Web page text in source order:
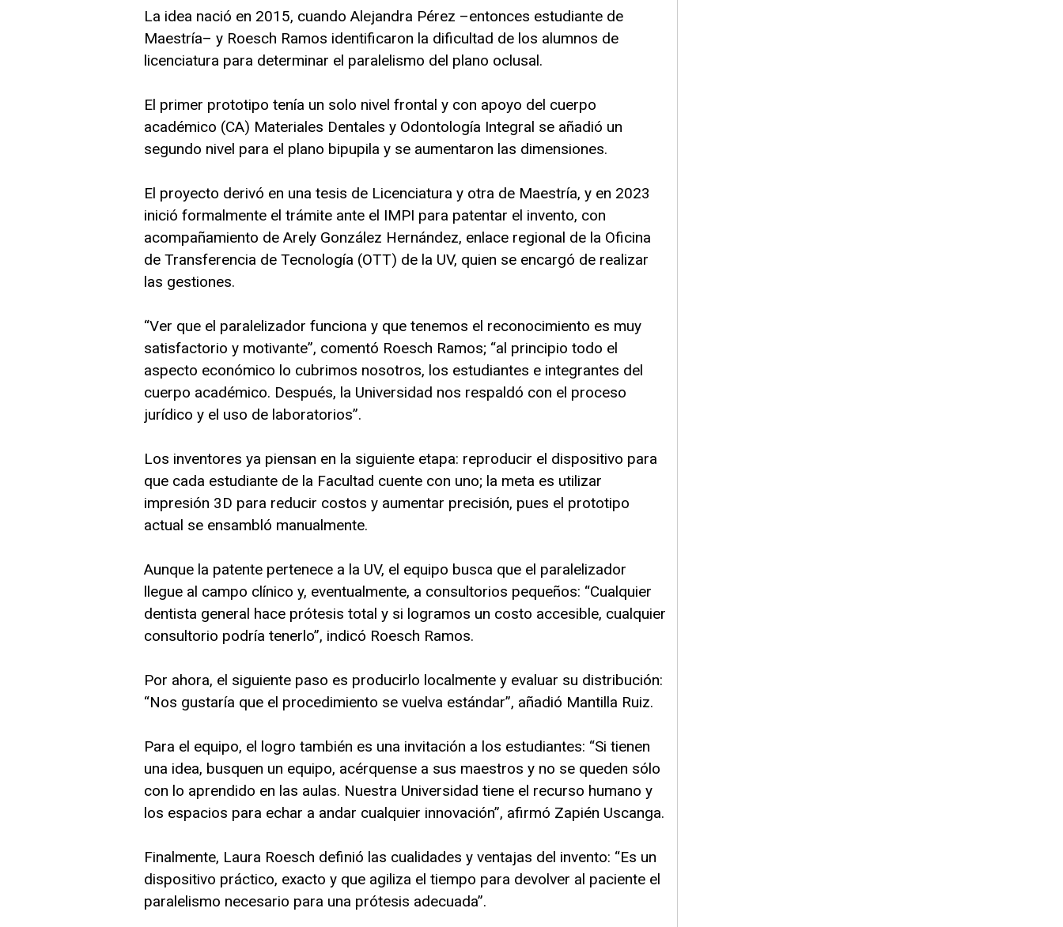
La idea nació en 2015, cuando Alejandra Pérez –entonces estudiante de
Maestría– y Roesch Ramos identificaron la dificultad de los alumnos de
licenciatura para determinar el paralelismo del plano oclusal.
El primer prototipo tenía un solo nivel frontal y con apoyo del cuerpo
académico (CA) Materiales Dentales y Odontología Integral se añadió un
segundo nivel para el plano bipupila y se aumentaron las dimensiones.
El proyecto derivó en una tesis de Licenciatura y otra de Maestría, y en 2023
inició formalmente el trámite ante el IMPI para patentar el invento, con
acompañamiento de Arely González Hernández, enlace regional de la Oficina
de Transferencia de Tecnología (OTT) de la UV, quien se encargó de realizar
las gestiones.
“Ver que el paralelizador funciona y que tenemos el reconocimiento es muy
satisfactorio y motivante”, comentó Roesch Ramos; “al principio todo el
aspecto económico lo cubrimos nosotros, los estudiantes e integrantes del
cuerpo académico. Después, la Universidad nos respaldó con el proceso
jurídico y el uso de laboratorios”.
Los inventores ya piensan en la siguiente etapa: reproducir el dispositivo para
que cada estudiante de la Facultad cuente con uno; la meta es utilizar
impresión 3D para reducir costos y aumentar precisión, pues el prototipo
actual se ensambló manualmente.
Aunque la patente pertenece a la UV, el equipo busca que el paralelizador
llegue al campo clínico y, eventualmente, a consultorios pequeños: “Cualquier
dentista general hace prótesis total y si logramos un costo accesible, cualquier
consultorio podría tenerlo”, indicó Roesch Ramos.
Por ahora, el siguiente paso es producirlo localmente y evaluar su distribución:
“Nos gustaría que el procedimiento se vuelva estándar”, añadió Mantilla Ruiz.
Para el equipo, el logro también es una invitación a los estudiantes: “Si tienen
una idea, busquen un equipo, acérquense a sus maestros y no se queden sólo
con lo aprendido en las aulas. Nuestra Universidad tiene el recurso humano y
los espacios para echar a andar cualquier innovación”, afirmó Zapién Uscanga.
Finalmente, Laura Roesch definió las cualidades y ventajas del invento: “Es un
dispositivo práctico, exacto y que agiliza el tiempo para devolver al paciente el
paralelismo necesario para una prótesis adecuada”.